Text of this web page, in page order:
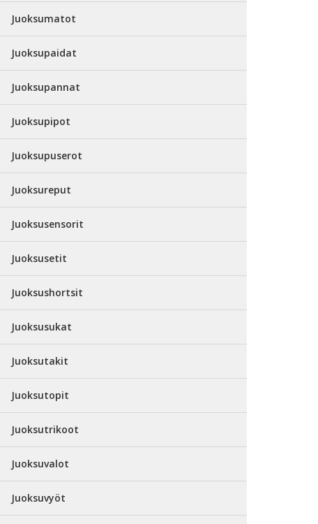
Juoksumatot
Juoksupaidat
Juoksupannat
Juoksupipot
Juoksupuserot
Juoksureput
Juoksusensorit
Juoksusetit
Juoksushortsit
Juoksusukat
Juoksutakit
Juoksutopit
Juoksutrikoot
Juoksuvalot
Juoksuvyöt